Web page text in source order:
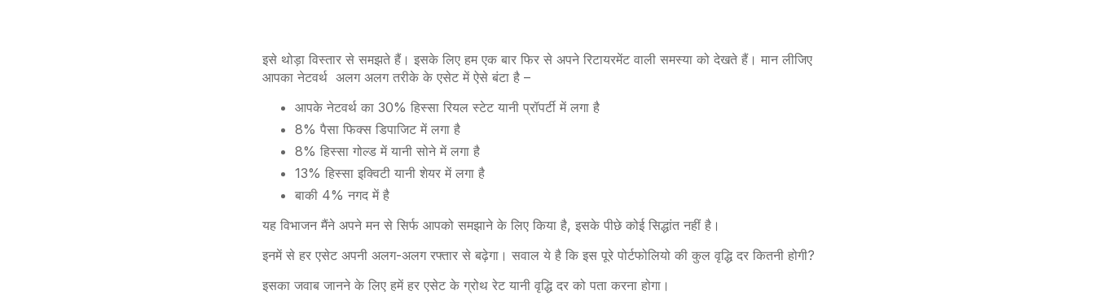
इसे थोड़ा विस्तार से समझते हैं। इसके लिए हम एक बार फिर से अपने रिटायरमेंट वाली समस्या को देखते हैं। मान लीजिए
आपका नेटवर्थ अलग अलग तरीके के एसेट में ऐसे बंटा है –
आपके नेटवर्थ का 30% हिस्सा रियल स्टेट यानी प्रॉपर्टी में लगा है
8% पैसा फिक्स डिपाजिट में लगा है
8% हिस्सा गोल्ड में यानी सोने में लगा है
13% हिस्सा इक्विटी यानी शेयर में लगा है
बाकी 4% नगद में है
यह विभाजन मैंने अपने मन से सिर्फ आपको समझाने के लिए किया है, इसके पीछे कोई सिद्धांत नहीं है।
इनमें से हर एसेट अपनी अलग-अलग रफ्तार से बढ़ेगा। सवाल ये है कि इस पूरे पोर्टफोलियो की कुल वृद्धि दर कितनी होगी?
इसका जवाब जानने के लिए हमें हर एसेट के ग्रोथ रेट यानी वृद्धि दर को पता करना होगा।